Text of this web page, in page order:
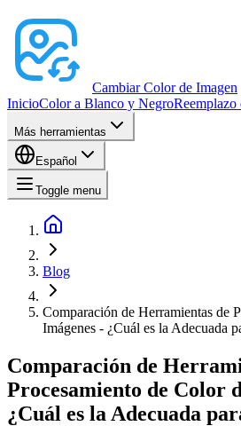
Cambiar Color de Imagen
InicioColor a Blanco y NegroReemplazo
Más herramientas
Español
Toggle menu
Blog
Comparación de Herramientas de
Imágenes - ¿Cuál es la Adecuada
Comparación de
Procesamiento de Color
¿Cuál es la Adecuada